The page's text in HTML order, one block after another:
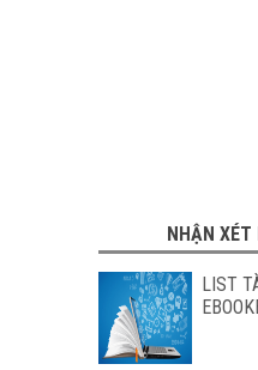
NHẬN XÉT
LIST